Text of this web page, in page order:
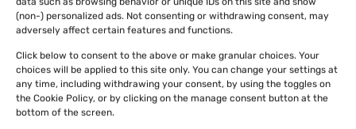
(non-) personalized ads. Not consenting or withdrawing consent, may
adversely affect certain features and functions.
Click below to consent to the above or make granular choices. Your
choices will be applied to this site only. You can change your settings at
any time, including withdrawing your consent, by using the toggles on
the Cookie Policy, or by clicking on the manage consent button at the
bottom of the screen.